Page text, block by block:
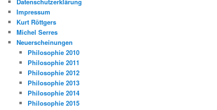
Impressum
Kurt Röttgers
Michel Serres
Neuerscheinungen
Philosophie 2010
Philosophie 2011
Philosophie 2012
Philosophie 2013
Philosophie 2014
Philosophie 2015